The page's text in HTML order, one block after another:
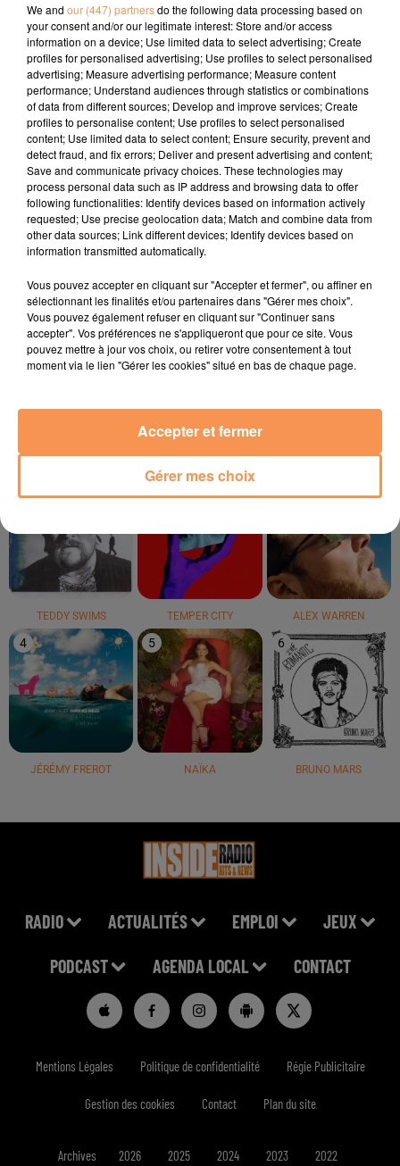
PODCAST DE PSL: EMISSION DU LUNDI 26 NOVEMBRE
2018
TITRES DIFFUSÉS
19h49
19h49
BRICK & LACE
19h47
19h47
HUGEL ZERB
TEDDY SWIMS TEMPER CITY ALEX WARREN
4
JÉRÉMY FREROT
5
NAÏKA
6
BRUNO MARS
RADIO ACTUALITÉS EMPLOI JEUX
PODCAST AGENDA LOCAL CONTACT
Mentions Légales Politique de confidentialité Régie Publicitaire
Gestion des cookies Contact Plan du site
Archives 2026 2025 2024 2023 2022
We and our (447) partnersdo the following data processing based on
your consent and/or our legitimate interest: Store and/or access
information on a device; Use limited data to select advertising; Create
profiles for personalised advertising; Use profiles to select personalised
advertising; Measure advertising performance; Measure content
performance; Understand audiences through statistics or combinations
of data from different sources; Develop and improve services; Create
profiles to personalise content; Use profiles to select personalised
content; Use limited data to select content; Ensure security, prevent and
detect fraud, and fix errors; Deliver and present advertising and content;
Save and communicate privacy choices. These technologies may
process personal data such as IP address and browsing data to offer
following functionalities: Identify devices based on information actively
requested; Use precise geolocation data; Match and combine data from
other data sources; Link different devices; Identify devices based on
information transmitted automatically.
Vous pouvez accepter en cliquant sur "Accepter et fermer", ou affiner en
sélectionnant les finalités et/ou partenaires dans "Gérer mes choix".
Vous pouvez également refuser en cliquant sur "Continuer sans
accepter". Vos préférences ne s'appliqueront que pour ce site. Vous
pouvez mettre à jour vos choix, ou retirer votre consentement à tout
moment via le lien "Gérer les cookies" situé en bas de chaque page.
Gérer mes choix
Accepter et fermer